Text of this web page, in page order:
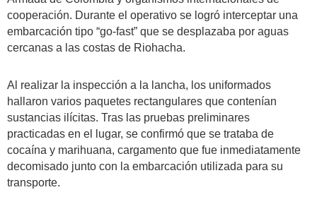
cooperación. Durante el operativo se logró interceptar una
embarcación tipo “go-fast” que se desplazaba por aguas
cercanas a las costas de Riohacha.
Al realizar la inspección a la lancha, los uniformados
hallaron varios paquetes rectangulares que contenían
sustancias ilícitas. Tras las pruebas preliminares
practicadas en el lugar, se confirmó que se trataba de
cocaína y marihuana, cargamento que fue inmediatamente
decomisado junto con la embarcación utilizada para su
transporte.